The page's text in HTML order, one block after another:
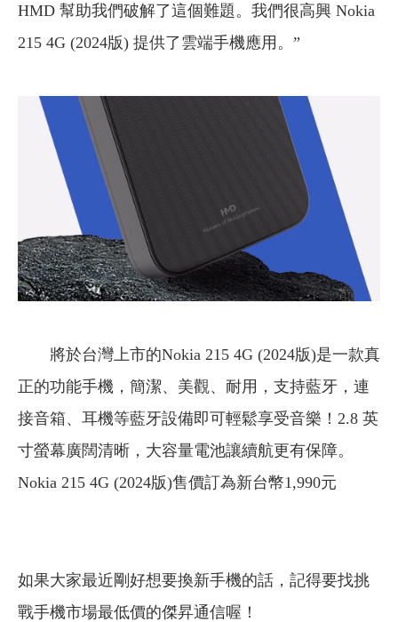
HMD 幫助我們破解了這個難題。我們很高興 Nokia
215 4G (2024版) 提供了雲端手機應用。”
將於台灣上市的Nokia 215 4G (2024版)是一款真
正的功能手機，簡潔、美觀、耐用，支持藍牙，連
接音箱、耳機等藍牙設備即可輕鬆享受音樂！2.8 英
寸螢幕廣闊清晰，大容量電池讓續航更有保障。
Nokia 215 4G (2024版)售價訂為新台幣1,990元
如果大家最近剛好想要換新手機的話，記得要找挑
戰手機市場最低價的傑昇通信喔！